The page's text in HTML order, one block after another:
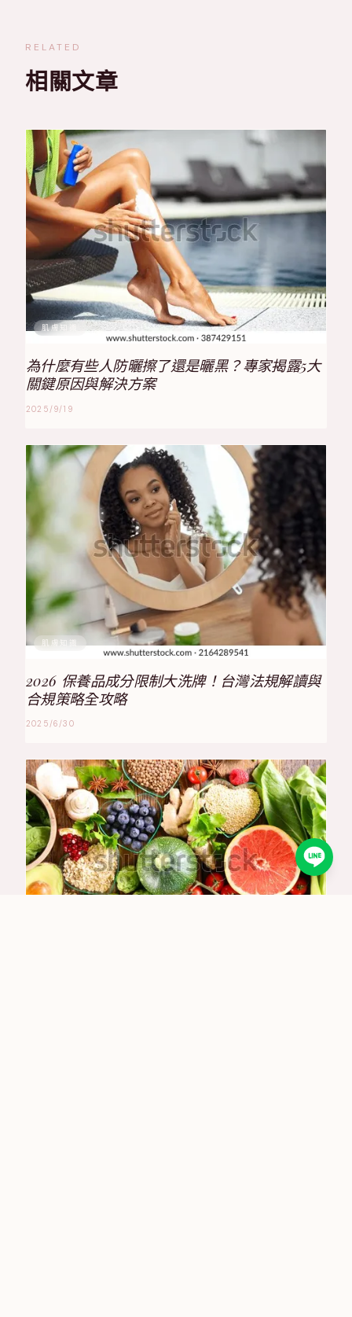
RELATED
相關文章
肌膚知識
為什麼有些人防曬擦了還是曬黑？專家揭露5大
關鍵原因與解決方案
2025/9/19
肌膚知識
2026 保養品成分限制大洗牌！台灣法規解讀與
合規策略全攻略
2025/6/30